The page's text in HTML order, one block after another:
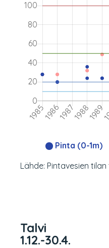
Pinta (0-1m)
Lähde: Pintavesien
Talvi
1.12.-30.4.